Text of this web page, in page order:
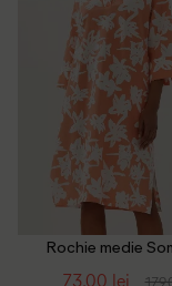
Rochie medie
73.00 lei